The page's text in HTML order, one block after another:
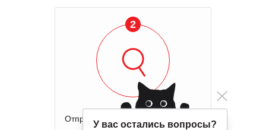
2
Отправка оборудования на осмотр
У вас остались вопросы?